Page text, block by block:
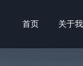
首页 关于